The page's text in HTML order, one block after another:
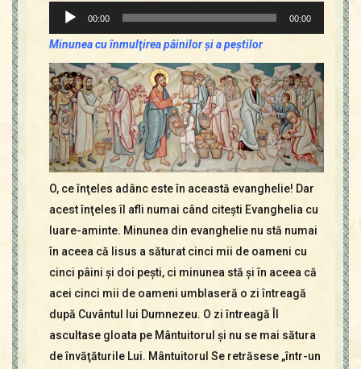
Player
audio
00:00 00:00
Minunea cu înmulţirea pâinilor şi a peştilor
O, ce înţeles adânc este în această evanghelie! Dar
acest înţeles îl afli numai când citeşti Evanghelia cu
luare-aminte. Minunea din evanghelie nu stă numai
în aceea că Iisus a săturat cinci mii de oameni cu
cinci pâini şi doi peşti, ci minunea stă şi în aceea că
acei cinci mii de oameni umblaseră o zi întreagă
după Cuvântul lui Dumnezeu. O zi întreagă Îl
ascultase gloata pe Mântuitorul şi nu se mai sătura
de învăţăturile Lui. Mântuitorul Se retrăsese „într-un